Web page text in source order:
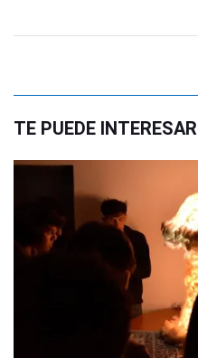
TE PUEDE INTERESAR